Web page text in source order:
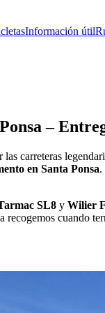
en
flota online, escoge
las bicicletas a tu
Ponsa —
en Santa
el marcador en tu
Información útil
–
las carreteras
en Santa Ponsa.
SL8 y Wilier
cuando